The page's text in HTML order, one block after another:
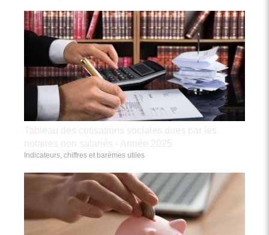
Tableau des cotisations sociales dues par les
notaires non salariés - Année 2025
Indicateurs, chiffres et barèmes utiles